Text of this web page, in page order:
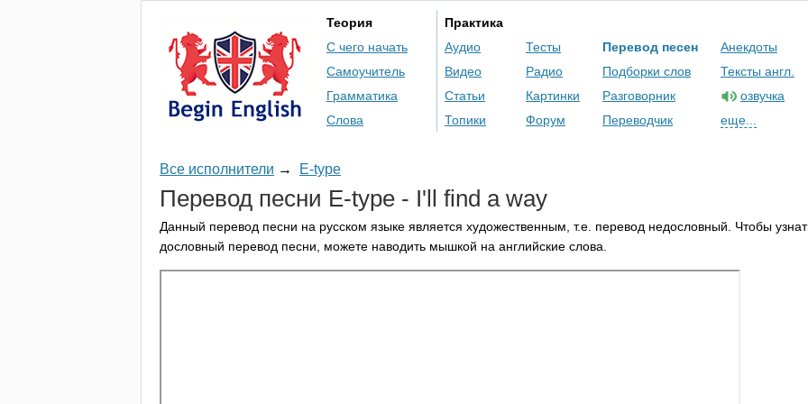
Теория
С чего начать
Самоучитель
Грамматика
Слова
Практика
Аудио
Видео
Статьи
Топики
Тесты
Радио
Картинки
Форум
Перевод песен
Подборки слов
Разговорник
Переводчик
Анекдоты
Тексты англ.
озвучка
еще...
Все исполнители → E-type
Перевод песни E-type - I'll find a way
Данный перевод песни на русском языке является художественным, т.е. перевод недословный. Чтобы
дословный перевод песни, можете наводить мышкой на английские слова.